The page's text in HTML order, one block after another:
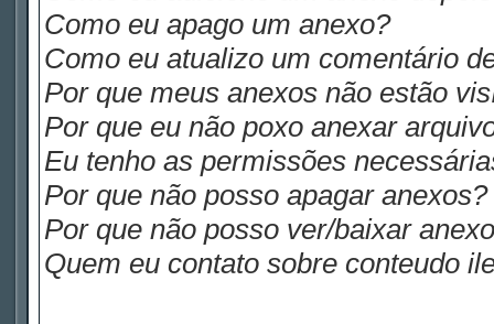
Como eu apago um anexo?
Como eu atualizo um comentário
Por que meus anexos não estão
Por que eu não poxo anexar
Eu tenho as permissões
Por que não posso apagar anexos?
Por que não posso ver/baixar
Quem eu contato sobre conteudo